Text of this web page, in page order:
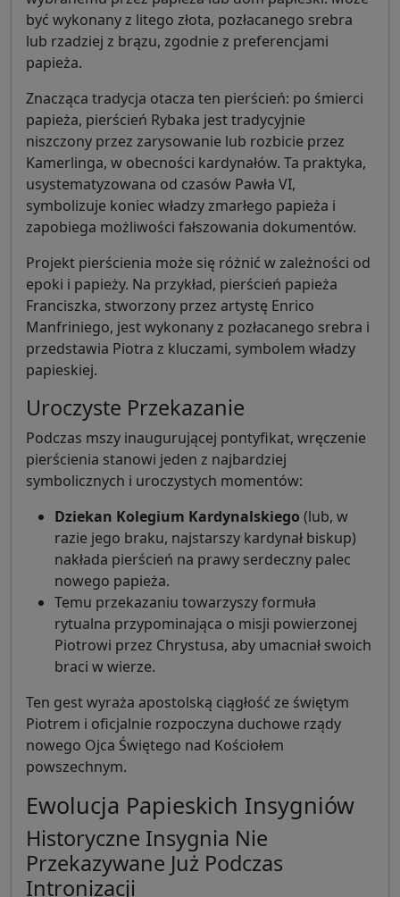
być wykonany z litego złota, pozłacanego srebra
lub rzadziej z brązu, zgodnie z preferencjami
papieża.
Znacząca tradycja otacza ten pierścień: po śmierci
papieża, pierścień Rybaka jest tradycyjnie
niszczony przez zarysowanie lub rozbicie przez
Kamerlinga, w obecności kardynałów. Ta praktyka,
usystematyzowana od czasów Pawła VI,
symbolizuje koniec władzy zmarłego papieża i
zapobiega możliwości fałszowania dokumentów.
Projekt pierścienia może się różnić w zależności od
epoki i papieży. Na przykład, pierścień papieża
Franciszka, stworzony przez artystę Enrico
Manfriniego, jest wykonany z pozłacanego srebra i
przedstawia Piotra z kluczami, symbolem władzy
papieskiej.
Uroczyste Przekazanie
Podczas mszy inaugurującej pontyfikat, wręczenie
pierścienia stanowi jeden z najbardziej
symbolicznych i uroczystych momentów:
Dziekan Kolegium Kardynalskiego (lub, w
razie jego braku, najstarszy kardynał biskup)
nakłada pierścień na prawy serdeczny palec
nowego papieża.
Temu przekazaniu towarzyszy formuła
rytualna przypominająca o misji powierzonej
Piotrowi przez Chrystusa, aby umacniał swoich
braci w wierze.
Ten gest wyraża apostolską ciągłość ze świętym
Piotrem i oficjalnie rozpoczyna duchowe rządy
nowego Ojca Świętego nad Kościołem
powszechnym.
Ewolucja Papieskich Insygniów
Historyczne Insygnia Nie
Przekazywane Już Podczas
Intronizacji